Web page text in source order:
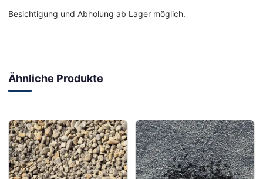
Besichtigung und Abholung ab Lager möglich.
Ähnliche Produkte